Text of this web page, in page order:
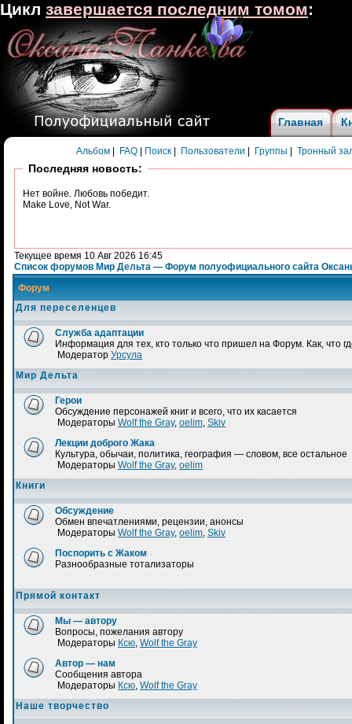
Главная
Альбом FAQ Поиск Пользователи Группы Тронный
Последняя новость:
Нет войне. Любовь победит.
Make Love, Not War.
Текущее время 10 Авг 2026 16:45
Список форумов Мир Дельта — Форум полуофициального сайта
Форум
Для переселенцев
Служба адаптации
Информация для тех, кто только что пришел на Форум. Как, что
Модератор Урсула
Мир Дельта
Герои
Обсуждение персонажей книг и всего, что их касается
Модераторы Wolf the Gray, oelim, Skiv
Лекции доброго Жака
Культура, обычаи, политика, география — словом, все остальное
Модераторы Wolf the Gray, oelim
Книги
Обсуждение
Обмен впечатлениями, рецензии, анонсы
Модераторы Wolf the Gray, oelim, Skiv
Поспорить с Жаком
Разнообразные тотализаторы
Прямой контакт
Мы — автору
Вопросы, пожелания автору
Модераторы Ксю, Wolf the Gray
Автор — нам
Сообщения автора
Модераторы Ксю, Wolf the Gray
Наше творчество
Цикл завершается последним томом: